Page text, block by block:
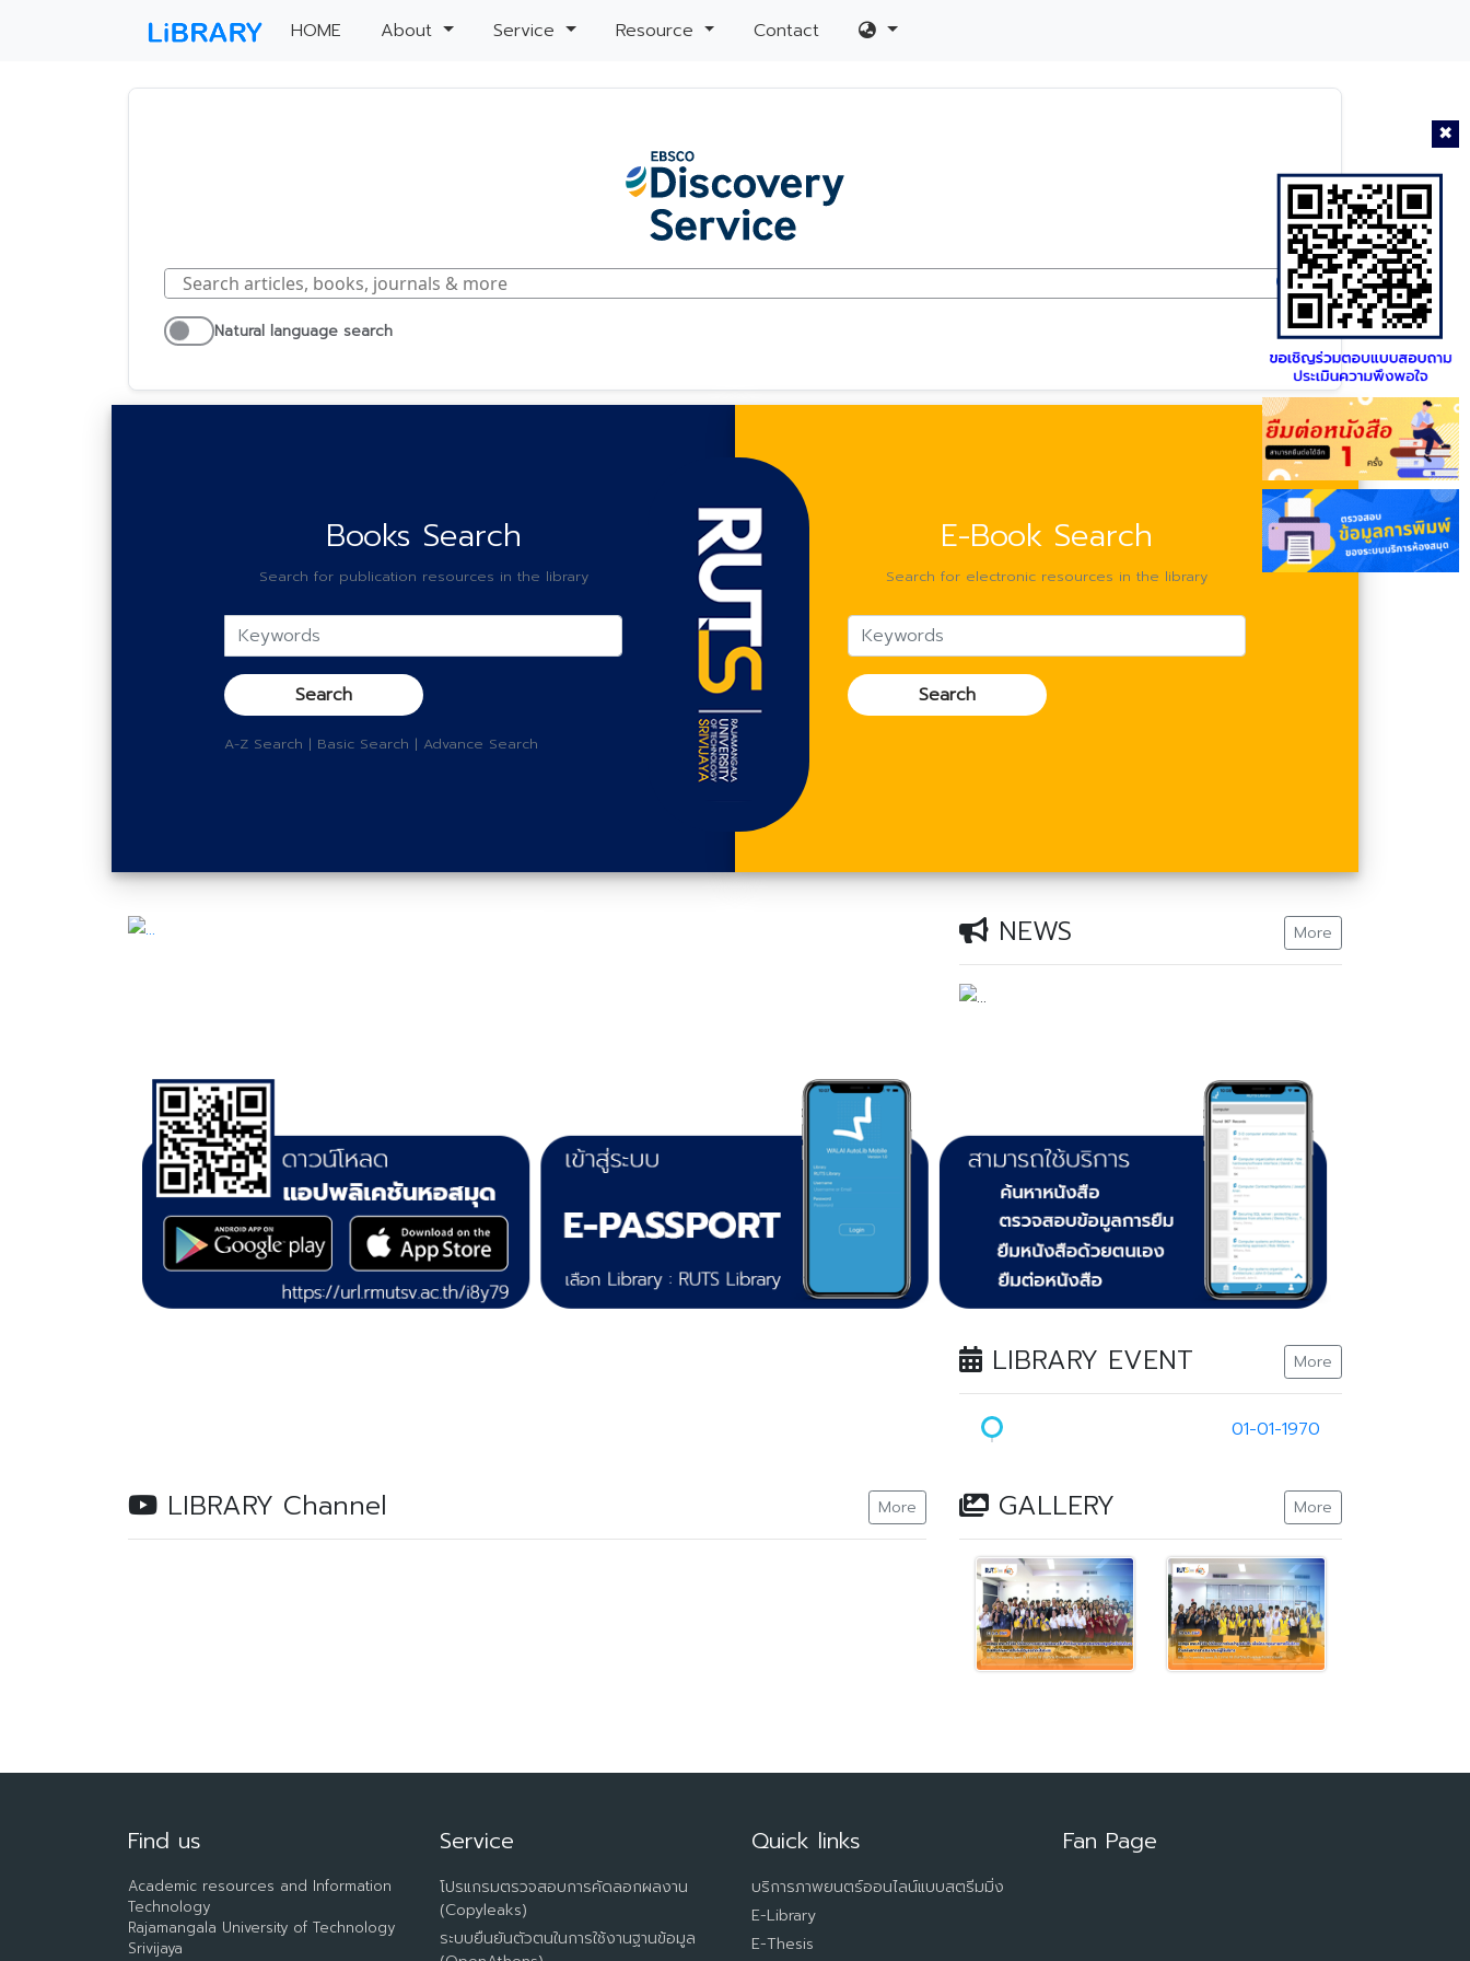
HOME (current)
About Service Resource Contact
Natural language search
Books Search
Search for publication resources in the library
A-Z Search | Basic Search | Advance Search
E-Book Search
Search for electronic resources in the library
NEWS More
LIBRARY EVENT More
01-01-1970
LIBRARY Channel More GALLERY More
Find us
Academic resources and Information
Technology
Rajamangala University of Technology
Srivijaya
Service
โปรแกรมตรวจสอบการคัดลอกผลงาน
(Copyleaks)
ระบบยืนยันตัวตนในการใช้งานฐานข้อมูล
Quick links
บริการภาพยนตร์ออนไลน์แบบสตรีมมิ่ง
E-Library
E-Thesis
Fan Page